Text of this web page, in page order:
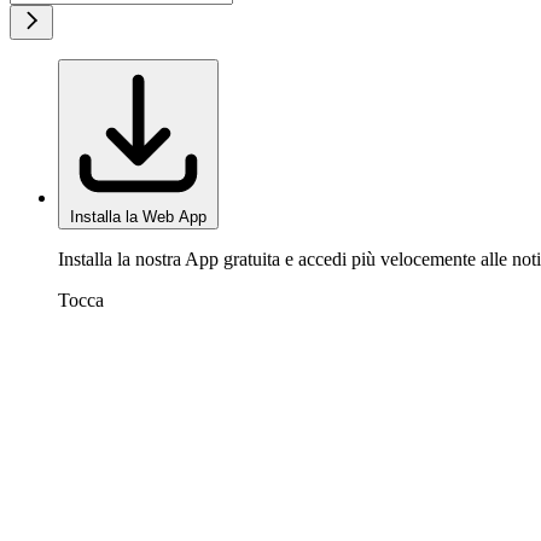
Installa la Web App
Installa la nostra App gratuita e accedi più velocemente alle
Tocca